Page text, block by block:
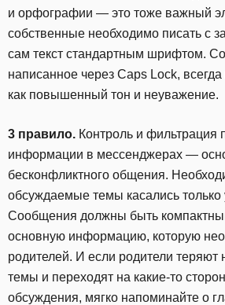
и орфографии — это тоже важный
собственные необходимо писать с
сам текст стандартным шрифтом.
написанное через Caps Lock,
как повышенный тон и неуважение.
3 правило. Контроль и фильтрация
информации в мессенджерах —
бесконфликтного общения.
обсуждаемые темы касались только
Сообщения должны быть
основную информацию, которую
родителей. И если родители теряют
темы и переходят на какие-то
обсуждения, мягко напоминайте о